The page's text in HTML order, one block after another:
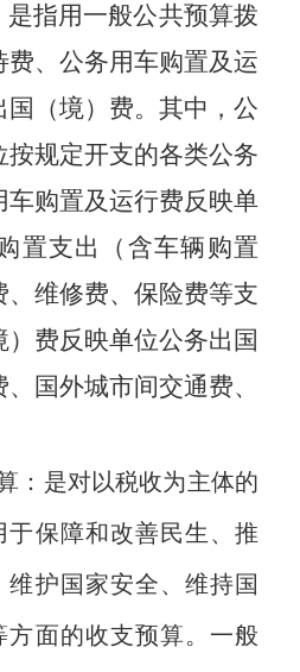
是指用一般公共预算拨
、公务用车购置及运
（境）费。其中，公
规定开支的各类公务
车购置及运行费反映单
置支出（含车辆购置
维修费、保险费等支
费反映单位公务出国
、国外城市间交通费、
：是对以税收为主体的
于保障和改善民生、推
护国家安全、维持国
方面的收支预算。一般